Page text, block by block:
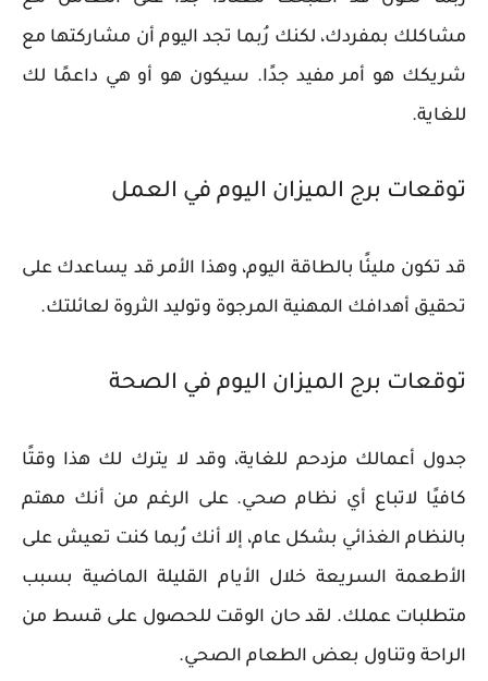
مشاكلك بمفردك، لكنك رُبما تجد اليوم أن مشاركتها مع
شريكك هو أمر مفيد جدًا. سيكون هو أو هي داعمًا لك
للغاية.
توقعات برج الميزان اليوم في العمل
قد تكون مليئًا بالطاقة اليوم، وهذا الأمر قد يساعدك على
تحقيق أهدافك المهنية المرجوة وتوليد الثروة لعائلتك.
توقعات برج الميزان اليوم في الصحة
جدول أعمالك مزدحم للغاية، وقد لا يترك لك هذا وقتًا
كافيًا لاتباع أي نظام صحي. على الرغم من أنك مهتم
بالنظام الغذائي بشكل عام، إلا أنك رُبما كنت تعيش على
الأطعمة السريعة خلال الأيام القليلة الماضية بسبب
متطلبات عملك. لقد حان الوقت للحصول على قسط من
الراحة وتناول بعض الطعام الصحي.